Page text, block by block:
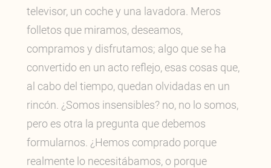
televisor, un coche y una lavadora. Meros
folletos que miramos, deseamos,
compramos y disfrutamos; algo que se ha
convertido en un acto reflejo, esas cosas que,
al cabo del tiempo, quedan olvidadas en un
rincón. ¿Somos insensibles? no, no lo somos,
pero es otra la pregunta que debemos
formularnos. ¿Hemos comprado porque
realmente lo necesitábamos, o porque